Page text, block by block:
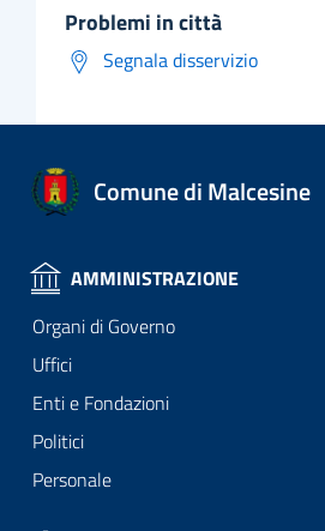
problemi in città
Segnala disservizio
Comune di Malcesine
AMMINISTRAZIONE
Organi di Governo
Uffici
Enti e Fondazioni
Politici
Personale